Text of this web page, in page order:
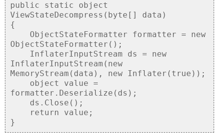
public static object
ViewStateDecompress(byte[] data)
{
ObjectStateFormatter formatter = new
ObjectStateFormatter();
InflaterInputStream ds = new
InflaterInputStream(new
MemoryStream(data), new Inflater(true));
object value =
formatter.Deserialize(ds);
ds.Close();
return value;
}